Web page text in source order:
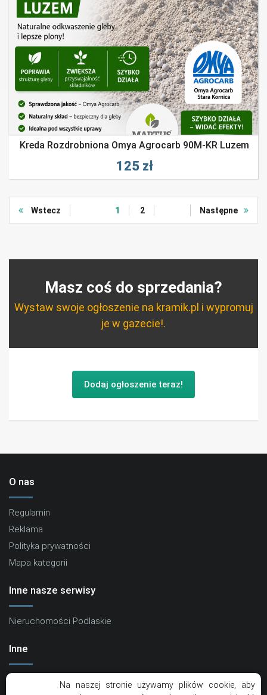
Kreda Rozdrobniona Omya Agrocarb 90M-KR Luzem
125 zł
Wstecz 1 2 Następne
Masz coś do sprzedania?
Wystaw swoje ogłoszenie na kramik.pl i wypromuj
je w gazecie!.
Dodaj ogłoszenie teraz!
O nas
Regulamin
Reklama
Polityka prywatności
Mapa kategorii
Inne nasze serwisy
Nieruchomości Podlaskie
Inne
Na naszej stronie używamy plików cookie, aby